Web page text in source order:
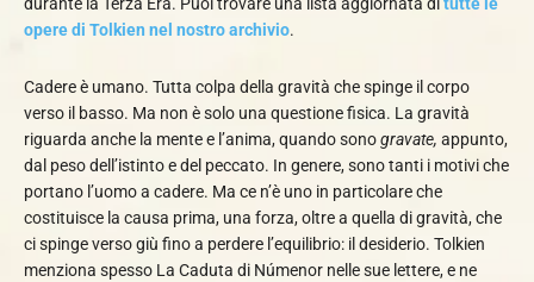
opere di Tolkien nel nostro archivio.
Cadere è umano. Tutta colpa della gravità che spinge il corpo
verso il basso. Ma non è solo una questione fisica. La gravità
riguarda anche la mente e l’anima, quando sonogravate, appunto,
dal peso dell’istinto e del peccato. In genere, sono tanti i motivi che
portano l’uomo a cadere. Ma ce n’è uno in particolare che
costituisce la causa prima, una forza, oltre a quella di gravità, che
ci spinge verso giù fino a perdere l’equilibrio: il desiderio. Tolkien
menziona spesso La Caduta di Númenor nelle sue lettere, e ne